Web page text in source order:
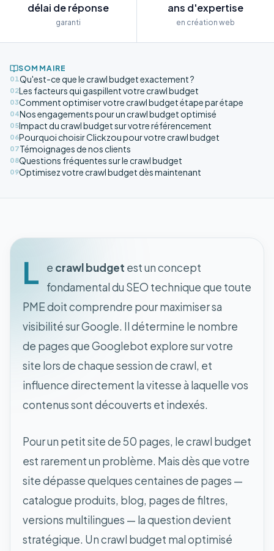
délai de réponse
garanti
ans d'expertise
en création web
SOMMAIRE
01Qu'est-ce que le crawl budget exactement ?
02Les facteurs qui gaspillent votre crawl budget
03Comment optimiser votre crawl budget étape par étape
04Nos engagements pour un crawl budget optimisé
05Impact du crawl budget sur votre référencement
06Pourquoi choisir Clickzou pour votre crawl budget
07Témoignages de nos clients
08Questions fréquentes sur le crawl budget
09Optimisez votre crawl budget dès maintenant
L e crawl budget est un concept
fondamental du SEO technique que toute
PME doit comprendre pour maximiser sa
visibilité sur Google. Il détermine le nombre
de pages que Googlebot explore sur votre
site lors de chaque session de crawl, et
influence directement la vitesse à laquelle vos
contenus sont découverts et indexés.
Pour un petit site de 50 pages, le crawl budget
est rarement un problème. Mais dès que votre
site dépasse quelques centaines de pages —
catalogue produits, blog, pages de filtres,
versions multilingues — la question devient
stratégique. Un crawl budget mal optimisé